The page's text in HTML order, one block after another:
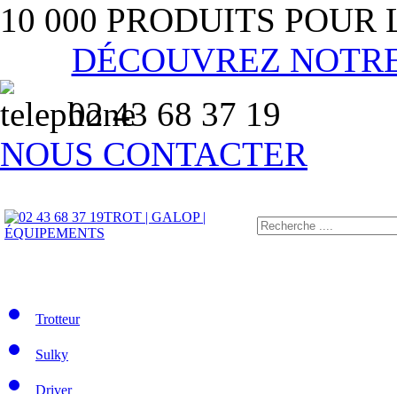
10 000 PRODUITS
DÉCOUVREZ
02 43 68 37 19
NOUS CONTACTER
TROT | GALOP |
ÉQUIPEMENTS
Trotteur
Sulky
Driver